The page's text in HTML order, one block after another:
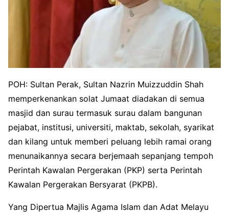
POH: Sultan Perak, Sultan Nazrin Muizzuddin Shah
memperkenankan solat Jumaat diadakan di semua
masjid dan surau termasuk surau dalam bangunan
pejabat, institusi, universiti, maktab, sekolah, syarikat
dan kilang untuk memberi peluang lebih ramai orang
menunaikannya secara berjemaah sepanjang tempoh
Perintah Kawalan Pergerakan (PKP) serta Perintah
Kawalan Pergerakan Bersyarat (PKPB).
Yang Dipertua Majlis Agama Islam dan Adat Melayu